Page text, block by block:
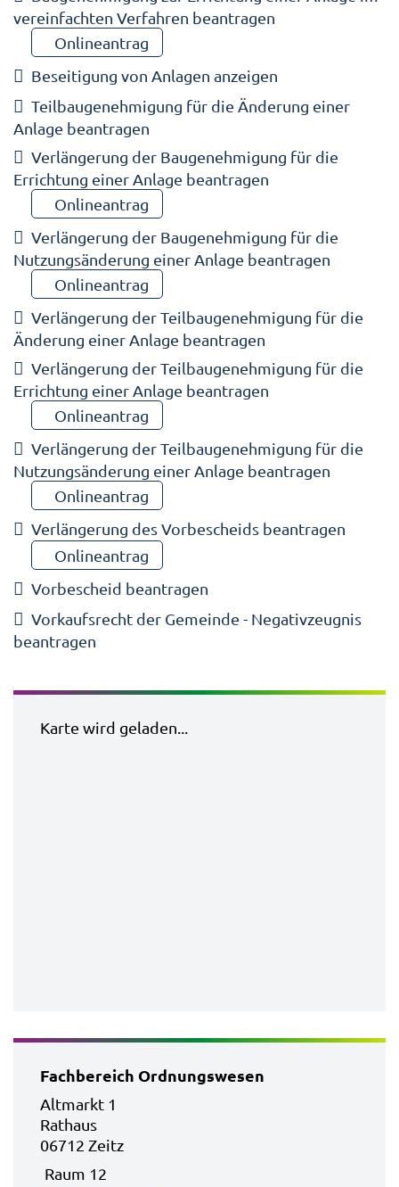
vereinfachten Verfahren beantragen
Onlineantrag
Beseitigung von Anlagen anzeigen
Teilbaugenehmigung für die Änderung einer
Anlage beantragen
Verlängerung der Baugenehmigung für die
Errichtung einer Anlage beantragen
Onlineantrag
Verlängerung der Baugenehmigung für die
Nutzungsänderung einer Anlage beantragen
Onlineantrag
Verlängerung der Teilbaugenehmigung für die
Änderung einer Anlage beantragen
Verlängerung der Teilbaugenehmigung für die
Errichtung einer Anlage beantragen
Onlineantrag
Verlängerung der Teilbaugenehmigung für die
Nutzungsänderung einer Anlage beantragen
Onlineantrag
Verlängerung des Vorbescheids beantragen
Onlineantrag
Vorbescheid beantragen
Vorkaufsrecht der Gemeinde - Negativzeugnis
beantragen
Karte wird geladen...
Fachbereich Ordnungswesen
Altmarkt 1
Rathaus
06712 Zeitz
Raum 12